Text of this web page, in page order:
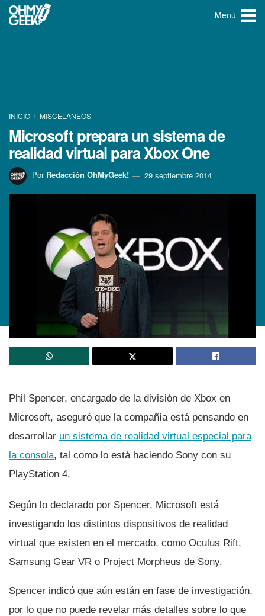
Menú
INICIO MISCELÁNEOS
Microsoft prepara un sistema de
realidad virtual para Xbox One
Por Redacción OhMyGeek! 29 septiembre 2014
Phil Spencer, encargado de la división de Xbox en
Microsoft, aseguró que la compañí­a está pensando en
desarrollar un sistema de realidad virtual especial para
la consola, tal como lo está haciendo Sony con su
PlayStation 4.
Según lo declarado por Spencer, Microsoft está
investigando los distintos dispositivos de realidad
virtual que existen en el mercado, como Oculus Rift,
Samsung Gear VR o Project Morpheus de Sony.
Spencer indicó que aún están en fase de investigación,
por lo que no puede revelar más detalles sobre lo que